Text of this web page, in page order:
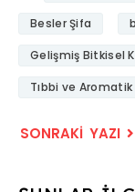
Besler Şifa
Gelişmiş Bitkisel
Tıbbi ve